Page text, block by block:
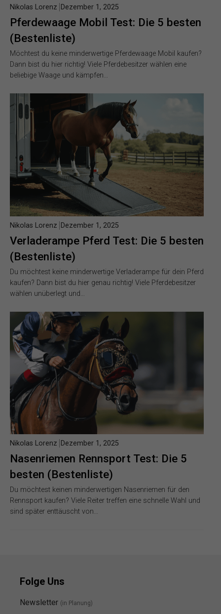
Pferdewaage Mobil Test: Die 5 besten
(Bestenliste)
Nikolas Lorenz Dezember 1, 2025
Möchtest du keine minderwertige Pferdewaage Mobil kaufen?
Dann bist du hier richtig! Viele Pferdebesitzer wählen eine
beliebige Waage und kämpfen…
Verladerampe Pferd Test: Die 5 besten
(Bestenliste)
Nikolas Lorenz Dezember 1, 2025
Du möchtest keine minderwertige Verladerampe für dein Pferd
kaufen? Dann bist du hier genau richtig! Viele Pferdebesitzer
wählen unüberlegt und…
Nasenriemen Rennsport Test: Die 5
besten (Bestenliste)
Nikolas Lorenz Dezember 1, 2025
Du möchtest keinen minderwertigen Nasenriemen für den
Rennsport kaufen? Viele Reiter treffen eine schnelle Wahl und
sind später enttäuscht von…
Folge Uns
Newsletter (in Planung)